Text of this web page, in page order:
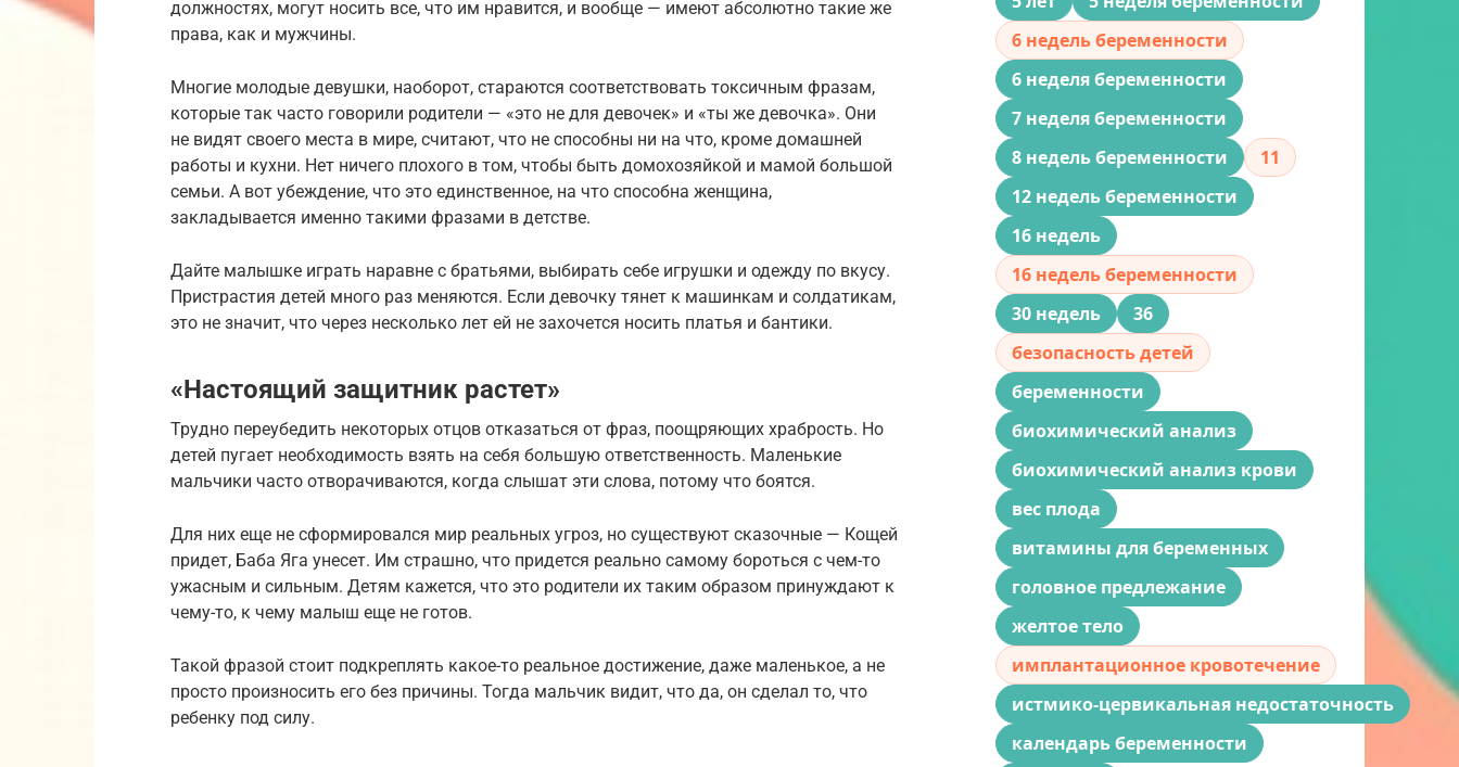
должностях, могут носить все, что им нравится, и вообще — имеют абсолютно такие же
права, как и мужчины.
Многие молодые девушки, наоборот, стараются соответствовать токсичным фразам,
которые так часто говорили родители — «это не для девочек» и «ты же девочка». Они
не видят своего места в мире, считают, что не способны ни на что, кроме домашней
работы и кухни. Нет ничего плохого в том, чтобы быть домохозяйкой и мамой большой
семьи. А вот убеждение, что это единственное, на что способна женщина,
закладывается именно такими фразами в детстве.
Дайте малышке играть наравне с братьями, выбирать себе игрушки и одежду по вкусу.
Пристрастия детей много раз меняются. Если девочку тянет к машинкам и солдатикам,
это не значит, что через несколько лет ей не захочется носить платья и бантики.
«Настоящий защитник растет»
Трудно переубедить некоторых отцов отказаться от фраз, поощряющих храбрость. Но
детей пугает необходимость взять на себя большую ответственность. Маленькие
мальчики часто отворачиваются, когда слышат эти слова, потому что боятся.
Для них еще не сформировался мир реальных угроз, но существуют сказочные — Кощей
придет, Баба Яга унесет. Им страшно, что придется реально самому бороться с чем-то
ужасным и сильным. Детям кажется, что это родители их таким образом принуждают к
чему-то, к чему малыш еще не готов.
Такой фразой стоит подкреплять какое-то реальное достижение, даже маленькое, а не
просто произносить его без причины. Тогда мальчик видит, что да, он сделал то, что
ребенку под силу.
6 недель беременности
6 неделя беременности
7 неделя беременности
8 недель беременности
11
12 недель беременности
16 недель
16 недель беременности
30 недель
36
безопасность детей
беременности
биохимический анализ
биохимический анализ крови
вес плода
витамины для беременных
головное предлежание
желтое тело
имплантационное кровотечение
истмико-цервикальная недостаточность
календарь беременности